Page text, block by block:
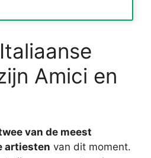
Amici en
van de meest
artiesten van dit moment.